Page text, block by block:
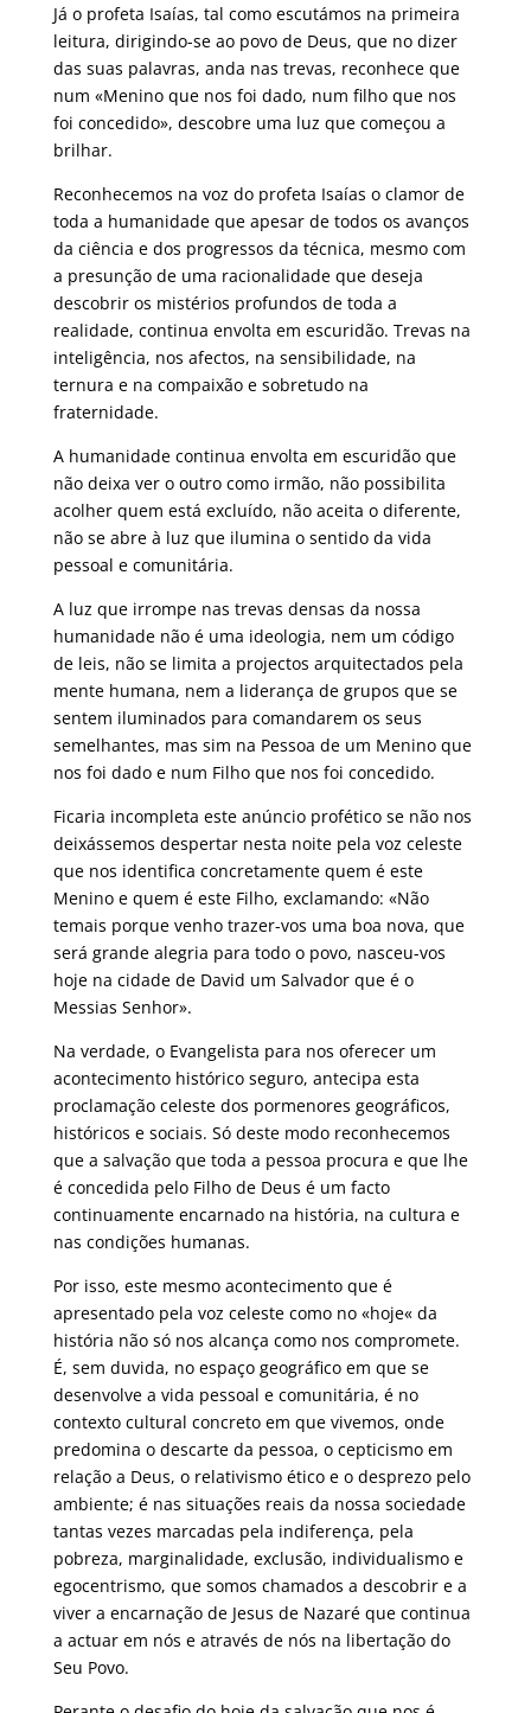
Já o profeta Isaías, tal como escutámos na primeira
leitura, dirigindo-se ao povo de Deus, que no dizer
das suas palavras, anda nas trevas, reconhece que
num «Menino que nos foi dado, num filho que nos
foi concedido», descobre uma luz que começou a
brilhar.
Reconhecemos na voz do profeta Isaías o clamor de
toda a humanidade que apesar de todos os avanços
da ciência e dos progressos da técnica, mesmo com
a presunção de uma racionalidade que deseja
descobrir os mistérios profundos de toda a
realidade, continua envolta em escuridão. Trevas na
inteligência, nos afectos, na sensibilidade, na
ternura e na compaixão e sobretudo na
fraternidade.
A humanidade continua envolta em escuridão que
não deixa ver o outro como irmão, não possibilita
acolher quem está excluído, não aceita o diferente,
não se abre à luz que ilumina o sentido da vida
pessoal e comunitária.
A luz que irrompe nas trevas densas da nossa
humanidade não é uma ideologia, nem um código
de leis, não se limita a projectos arquitectados pela
mente humana, nem a liderança de grupos que se
sentem iluminados para comandarem os seus
semelhantes, mas sim na Pessoa de um Menino que
nos foi dado e num Filho que nos foi concedido.
Ficaria incompleta este anúncio profético se não nos
deixássemos despertar nesta noite pela voz celeste
que nos identifica concretamente quem é este
Menino e quem é este Filho, exclamando: «Não
temais porque venho trazer-vos uma boa nova, que
será grande alegria para todo o povo, nasceu-vos
hoje na cidade de David um Salvador que é o
Messias Senhor».
Na verdade, o Evangelista para nos oferecer um
acontecimento histórico seguro, antecipa esta
proclamação celeste dos pormenores geográficos,
históricos e sociais. Só deste modo reconhecemos
que a salvação que toda a pessoa procura e que lhe
é concedida pelo Filho de Deus é um facto
continuamente encarnado na história, na cultura e
nas condições humanas.
Por isso, este mesmo acontecimento que é
apresentado pela voz celeste como no «hoje« da
história não só nos alcança como nos compromete.
É, sem duvida, no espaço geográfico em que se
desenvolve a vida pessoal e comunitária, é no
contexto cultural concreto em que vivemos, onde
predomina o descarte da pessoa, o cepticismo em
relação a Deus, o relativismo ético e o desprezo pelo
ambiente; é nas situações reais da nossa sociedade
tantas vezes marcadas pela indiferença, pela
pobreza, marginalidade, exclusão, individualismo e
egocentrismo, que somos chamados a descobrir e a
viver a encarnação de Jesus de Nazaré que continua
a actuar em nós e através de nós na libertação do
Seu Povo.